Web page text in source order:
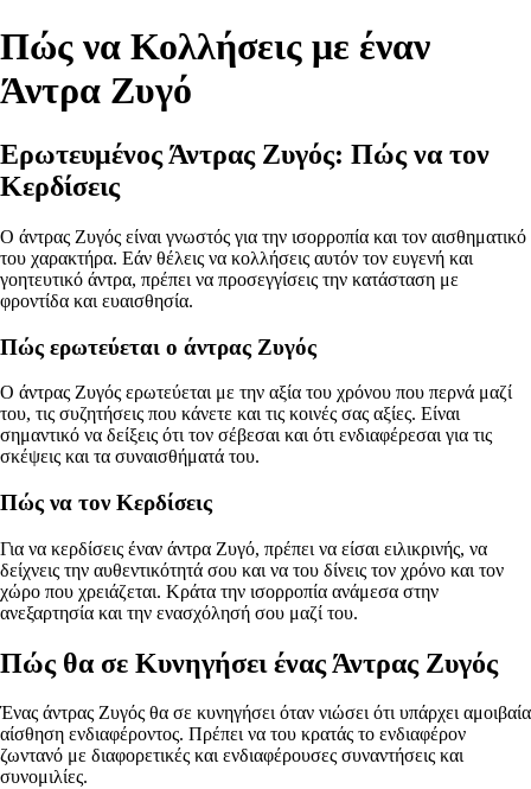
Πώς να Κολλήσεις με έναν
Άντρα Ζυγό
Ερωτευμένος Άντρας Ζυγός: Πώς να τον
Κερδίσεις
Ο άντρας Ζυγός είναι γνωστός για την ισορροπία και τον αισθηματικό
του χαρακτήρα. Εάν θέλεις να κολλήσεις αυτόν τον ευγενή και
γοητευτικό άντρα, πρέπει να προσεγγίσεις την κατάσταση με
φροντίδα και ευαισθησία.
Πώς ερωτεύεται ο άντρας Ζυγός
Ο άντρας Ζυγός ερωτεύεται με την αξία του χρόνου που περνά μαζί
του, τις συζητήσεις που κάνετε και τις κοινές σας αξίες. Είναι
σημαντικό να δείξεις ότι τον σέβεσαι και ότι ενδιαφέρεσαι για τις
σκέψεις και τα συναισθήματά του.
Πώς να τον Κερδίσεις
Για να κερδίσεις έναν άντρα Ζυγό, πρέπει να είσαι ειλικρινής, να
δείχνεις την αυθεντικότητά σου και να του δίνεις τον χρόνο και τον
χώρο που χρειάζεται. Κράτα την ισορροπία ανάμεσα στην
ανεξαρτησία και την ενασχόλησή σου μαζί του.
Πώς θα σε Κυνηγήσει ένας Άντρας Ζυγός
Ένας άντρας Ζυγός θα σε κυνηγήσει όταν νιώσει ότι υπάρχει αμοιβαία
αίσθηση ενδιαφέροντος. Πρέπει να του κρατάς το ενδιαφέρον
ζωντανό με διαφορετικές και ενδιαφέρουσες συναντήσεις και
συνομιλίες.